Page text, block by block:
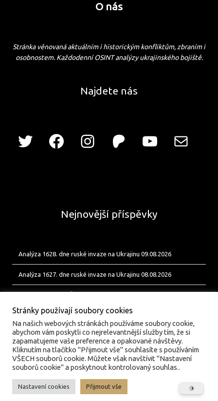
O nás
Stránka věnovaná aktuálním i historickým konfliktům, zbraním i
osobnostem. Každodenní OSINT analýzy ukrajinského bojiště.
Najdete nás
Nejnovější příspěvky
Analýza 1628. dne ruské invaze na Ukrajinu 09.08.2026
Analýza 1627. dne ruské invaze na Ukrajinu 08.08.2026
© valka.online | Vydavatel: Jan Tofl, Plzeň | ISSN 3029-
6420
Stránky používají soubory cookies
Na našich webových stránkách používáme soubory cookie,
abychom vám poskytli co nejrelevantnější služby tím, že si
zapamatujeme vaše preference a opakované návštěvy.
Kliknutím na tlačítko "Přijmout vše" souhlasíte s používáním
VŠECH souborů cookie. Můžete však navštívit "Nastavení
souborů cookie" a poskytnout kontrolovaný souhlas..
Nastavení cookies Přijmout vše